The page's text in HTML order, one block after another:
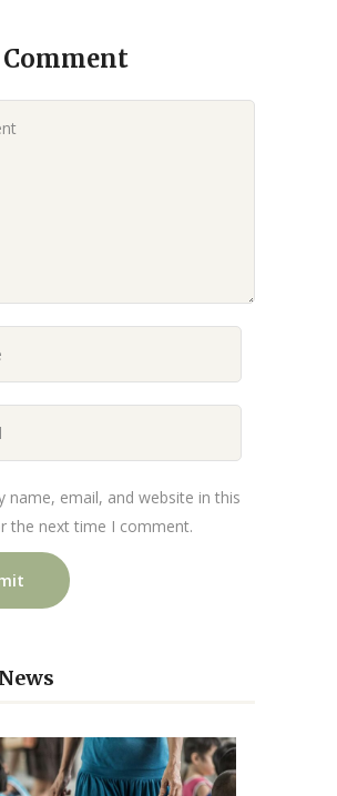
Comment
name, email, and website in this
the next time I comment.